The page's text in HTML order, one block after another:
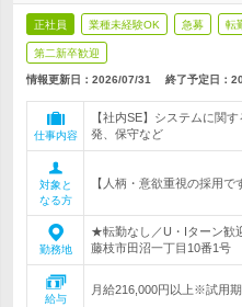
正社員 業種未経験OK 急募 転
第二新卒歓迎
情報更新日：2026/07/31 終了予定日：
仕事内容
【社内SE】システムに関
発、保守など 【人事
対象と
なる方
【人柄・意欲重視の採用
勤務地
★転勤なし／U・Iターン歓
藤枝市田沼一丁目10番1号
給与
月給216,000円以上※試用